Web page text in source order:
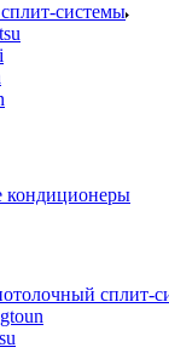
системы
сплит-